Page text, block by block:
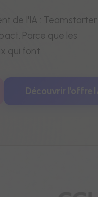
de l'IA : Teamstarter
Parce que les
qui font.
Découvrir l'offre IA